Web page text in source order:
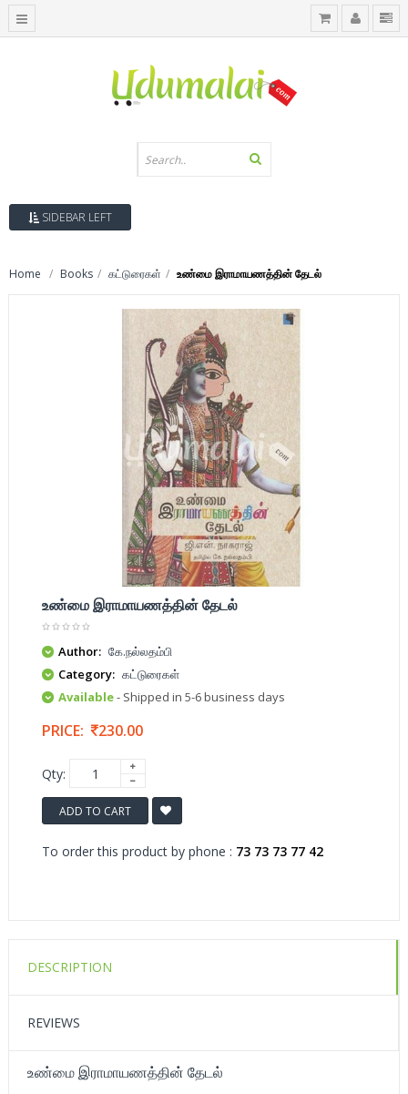
SIDEBAR LEFT
Home Books கட்டுரைகள் உண்மை இராமாயணத்தின் தேடல்
உண்மை இராமாயணத்தின் தேடல்
Author: கே.நல்லதம்பி
Category: கட்டுரைகள்
Available- Shipped in 5-6 business days
PRICE: 230.00
Qty:
ADD TO CART
To order this product by phone : 73 73 73 77 42
DESCRIPTION
REVIEWS
உண்மை இராமாயணத்தின் தேடல்